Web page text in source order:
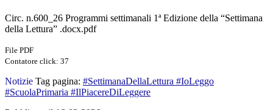
Circ. n.600_26 Programmi settimanali 1ª Edizione della “Settimana
della Lettura” .docx.pdf
File PDF
Contatore click: 37
Notizie Tag pagina: #SettimanaDellaLettura #IoLeggo
#ScuolaPrimaria #IlPiacereDiLeggere